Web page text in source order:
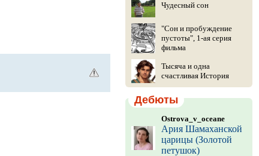
Чудесный сон
"Сон и пробуждение
пустоты", 1-ая серия
фильма
Тысяча и одна
счастливая История
Дебюты
Ostrova_v_oceane
Ария Шамаханской
царицы (Золотой
петушок)